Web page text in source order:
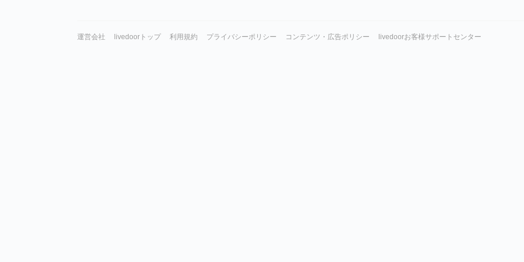
運営会社 livedoorトップ 利用規約 プライバシーポリシー コンテンツ・広告ポリシー livedoorお客様サポートセンター